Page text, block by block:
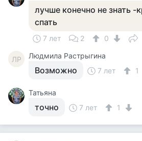
лучше конечно не знать -
спать
7 лет 2 0
ЛР Людмила Растрыгина
Возможно 7 лет 1
Татьяна
точно 7 лет 1